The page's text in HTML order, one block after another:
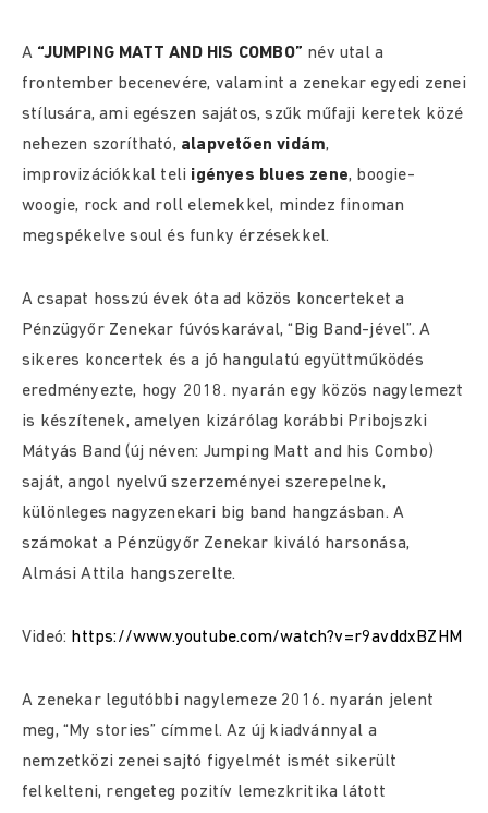
A “JUMPING MATT AND HIS COMBO” név utal a
frontember becenevére, valamint a zenekar egyedi zenei
stílusára, ami egészen sajátos, szűk műfaji keretek közé
nehezen szorítható, alapvetően vidám,
improvizációkkal teli igényes blues zene, boogie-
woogie, rock and roll elemekkel, mindez finoman
megspékelve soul és funky érzésekkel.
A csapat hosszú évek óta ad közös koncerteket a
Pénzügyőr Zenekar fúvóskarával, “Big Band-jével”. A
sikeres koncertek és a jó hangulatú együttműködés
eredményezte, hogy 2018. nyarán egy közös nagylemezt
is készítenek, amelyen kizárólag korábbi Pribojszki
Mátyás Band (új néven: Jumping Matt and his Combo)
saját, angol nyelvű szerzeményei szerepelnek,
különleges nagyzenekari big band hangzásban. A
számokat a Pénzügyőr Zenekar kiváló harsonása,
Almási Attila hangszerelte.
Videó: https://www.youtube.com/watch?v=r9avddxBZHM
A zenekar legutóbbi nagylemeze 2016. nyarán jelent
meg, “My stories” címmel. Az új kiadvánnyal a
nemzetközi zenei sajtó figyelmét ismét sikerült
felkelteni, rengeteg pozitív lemezkritika látott